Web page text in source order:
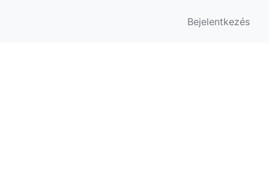
Bejelentkezés